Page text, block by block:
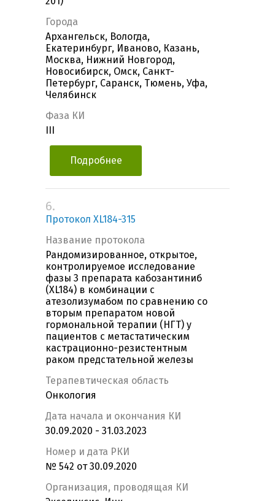
Города
Архангельск, Вологда,
Екатеринбург, Иваново, Казань,
Москва, Нижний Новгород,
Новосибирск, Омск, Санкт-
Петербург, Саранск, Тюмень, Уфа,
Челябинск
Фаза КИ
Подробнее
6.
Протокол XL184-315
Название протокола
Рандомизированное, открытое,
контролируемое исследование
фазы 3 препарата кабозантиниб
(XL184) в комбинации c
атезолизумабом по сравнению со
вторым препаратом новой
гормональной терапии (НГТ) у
пациентов с метастатическим
кастрационно-резистентным
раком предстательной железы
Терапевтическая область
Онкология
Дата начала и окончания КИ
30.09.2020 - 31.03.2023
Номер и дата РКИ
№ 542 от 30.09.2020
Организация, проводящая КИ